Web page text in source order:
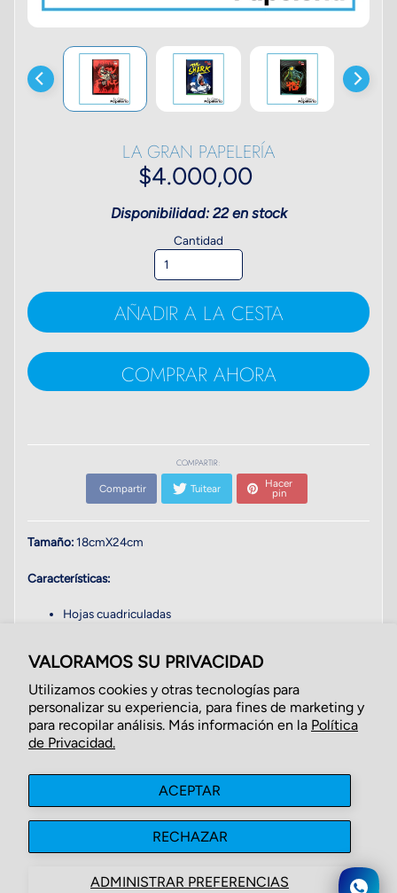
VALORAMOS SU PRIVACIDAD
Utilizamos cookies y otras tecnologías para
personalizar su experiencia, para fines de marketing y
para recopilar análisis. Más información en la Política
de Privacidad.
ADMINISTRAR PREFERENCIAS
ACEPTAR
RECHAZAR
LA GRAN PAPELERÍA
$4.000,00
Disponibilidad: 22 en stock
Cantidad
AÑADIR A LA CESTA
COMPRAR AHORA
COMPARTIR:
Compartir Tuitear Hacer
pin
Tamaño:18cmX24cm
Características:
Hojas cuadriculadas
disponibilidad*
Escríbenos pararecibirfotos de los motivos actuales.
Acerca de Nosotros
Politicas de Privacidad
Politicas de Reembolso
Términos de Servicio
Derecho de Autor © 2026lagranpapeleria. Reservados todos los derechos.